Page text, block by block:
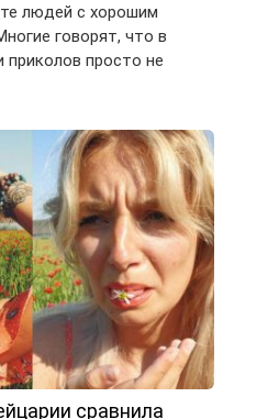
людей с хорошим
говорят, что в
приколов просто не
сравнила